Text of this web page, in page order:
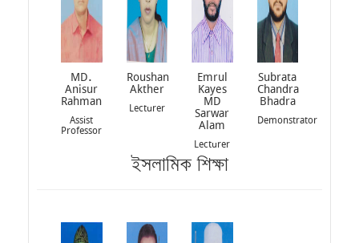
MD.
Anisur
Rahman
Assist
Professor
Roushan
Akther
Lecturer
Emrul
Kayes
MD
Sarwar
Alam
Lecturer
Subrata
Chandra
Bhadra
Demonstrator
ইসলামিক শিক্ষা